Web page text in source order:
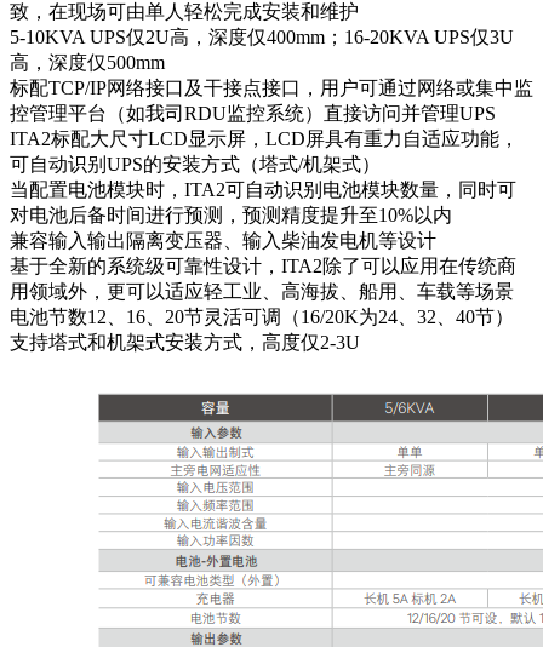
致，在现场可由单人轻松完成安装和维护
5-10KVA UPS仅2U高，深度仅400mm；16-20KVA UPS仅3U
高，深度仅500mm
标配TCP/IP网络接口及干接点接口，用户可通过网络或集中监
控管理平台（如我司RDU监控系统）直接访问并管理UPS
ITA2标配大尺寸LCD显示屏，LCD屏具有重力自适应功能，
可自动识别UPS的安装方式（塔式/机架式）
当配置电池模块时，ITA2可自动识别电池模块数量，同时可
对电池后备时间进行预测，预测精度提升至10%以内
兼容输入输出隔离变压器、输入柴油发电机等设计
基于全新的系统级可靠性设计，ITA2除了可以应用在传统商
用领域外，更可以适应轻工业、高海拔、船用、车载等场景
电池节数12、16、20节灵活可调（16/20K为24、32、40节）
支持塔式和机架式安装方式，高度仅2-3U